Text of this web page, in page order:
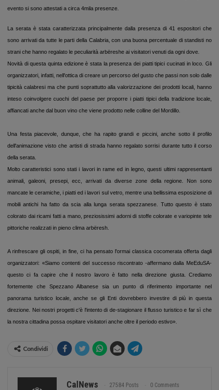
evento si sono attestati a circa 4mila presenze.
La serata è stata caratterizzata principalmente dalla presenza di 41 espositori che
sono arrivati da tutte le parti della Calabria, con una buona percentuale di standisti no
strani che hanno regalato le peculiarità arbëreshe ai visitatori venuti da ogni dove.
Novità di questa quinta edizione è stata la presenza dei piatti tipici cucinati in loco. Gli
organizzatori, infatti, nell'ottica di creare un percorso del gusto che passi non solo dalle
tipicità calabresi ma che punti soprattutto alla valorizzazione dei prodotti locali, hanno
inteso coinvolgere cuochi del paese per proporre i piatti tipici della tradizione locale,
affiancati anche dal buon vino che viene prodotto nelle colline del Mordillo.
Una festa piacevole, dunque, che ha rapito grandi e piccini, anche sotto il profilo
dell'animazione visto che artisti di strada hanno regalato sorrisi durante tutto il corso
della serata.
Molto caratteristici sono stati i lavori in rame ed in legno, questi ultimi rappresentanti
animali, galeoni, presepi, ecc, arrivati da diverse zone della regione. Non sono
mancate le ceramiche, i piatti ed i lavori sul vetro, mentre una bellissima esposizione di
mobili antichi ha fatto da scia alla lunga serata spezzanese. Tutto questo è stato
colorato dai ricami fatti a mano, preziosissimi adorni di stoffe colorate e variopinte tele
pittoriche realizzati in pieno clima arbëresh.
A rinfrescare gli ospiti, in fine, ci ha pensato l'ormai classica cocomerata offerta dagli
organizzatori: «Siamo contenti del successo riscontrato -affermano dalla MeEduSA-
questo ci fa capire che il nostro lavoro è fatto nella direzione giusta. Crediamo
fortemente che Spezzano Albanese sia un punto di riferimento importante nel
panorama turistico locale, anche se gli Enti dovrebbero investire di più in questa
direzione. Nei nostri progetti c'è l'intento di de-stagionare il flusso turistico e far sì che
la nostra cittadina possa ospitare visitatori anche oltre il periodo estivo».
Condividi
CalNews 27584 Posts 0 Comments